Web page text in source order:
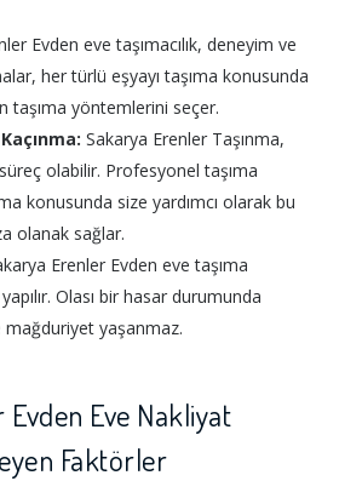
Evden eve taşımacılık, deneyim ve
her türlü eşyayı taşıma konusunda
taşıma yöntemlerini seçer.
Sakarya Erenler Taşınma,
olabilir. Profesyonel taşıma
konusunda size yardımcı olarak bu
olanak sağlar.
Erenler Evden eve taşıma
Olası bir hasar durumunda
yaşanmaz.
Eve Nakliyat
Faktörler